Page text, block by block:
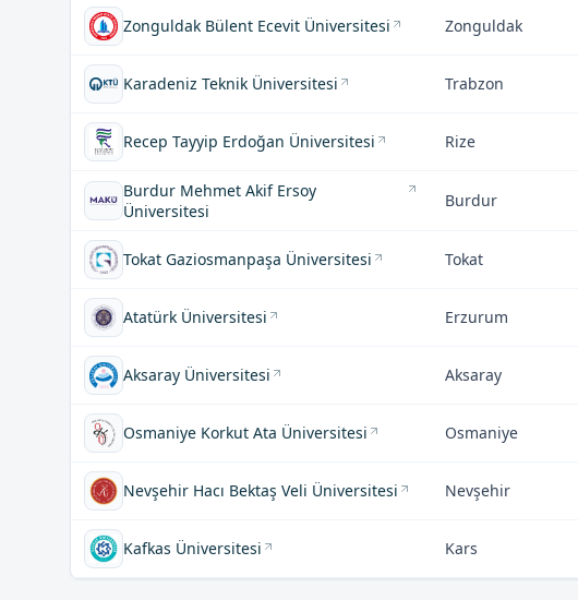
Zonguldak Bülent Ecevit Üniversitesi Zonguldak
Karadeniz Teknik Üniversitesi Trabzon
Recep Tayyip Erdoğan Üniversitesi Rize
Burdur Mehmet Akif Ersoy
Üniversitesi
Burdur
Tokat Gaziosmanpaşa Üniversitesi Tokat
Atatürk Üniversitesi Erzurum
Aksaray Üniversitesi Aksaray
Osmaniye Korkut Ata Üniversitesi Osmaniye
Nevşehir Hacı Bektaş Veli Üniversitesi Nevşehir
Kafkas Üniversitesi Kars